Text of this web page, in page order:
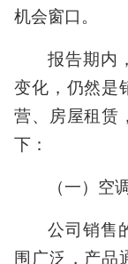
机会窗口。
报告期内
变化，仍然是
营、房屋租赁
下：
（一）空
公司销售
围广泛，产品